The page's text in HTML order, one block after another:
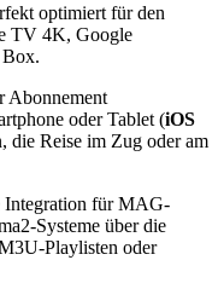
optimiert für den
TV 4K, Google
Abonnement
oder Tablet (iOS
die Reise im Zug oder am
Integration für MAG-
Systeme über die
Playlisten oder